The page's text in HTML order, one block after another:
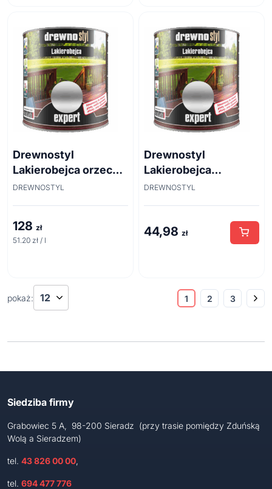
Drewnostyl
Lakierobejca orzech
2,5 l
DREWNOSTYL
128 zł
51.20 zł / l
Drewnostyl
Lakierobejca
Palisander 0,7l
DREWNOSTYL
44,98 zł
pokaż: 1 2 3
Siedziba firmy
Grabowiec 5 A, 98-200 Sieradz (przy trasie pomiędzy Zduńską
Wolą a Sieradzem)
tel. 43 826 00 00,
tel. 694 477 776